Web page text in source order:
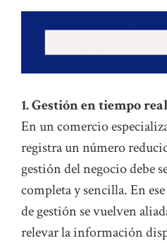
1. Gestión en tiempo real
En un comercio
registra un número
gestión del negocio debe
completa y sencilla. En
de gestión se vuelven
relevar la información